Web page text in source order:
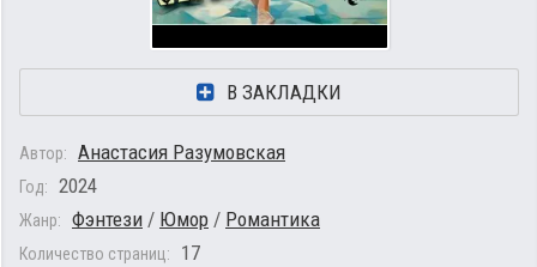
В ЗАКЛАДКИ
Автор: Анастасия Разумовская
Год: 2024
Жанр: Фэнтези / Юмор / Романтика
Количество страниц: 17